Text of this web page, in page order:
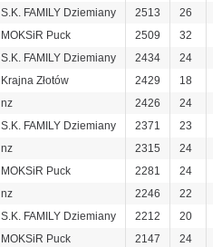
S.K. FAMILY Dziemiany 2513 26
MOKSiR Puck 2509 32
S.K. FAMILY Dziemiany 2434 24
Krajna Złotów 2429 18
nz 2426 24
S.K. FAMILY Dziemiany 2371 23
nz 2315 24
MOKSiR Puck 2281 24
nz 2246 22
S.K. FAMILY Dziemiany 2212 20
MOKSiR Puck 2147 24